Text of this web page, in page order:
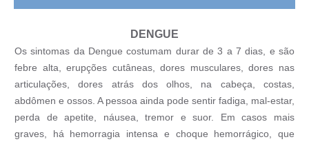
DENGUE
Os sintomas da Dengue costumam durar de 3 a 7 dias, e são
febre alta, erupções cutâneas, dores musculares, dores nas
articulações, dores atrás dos olhos, na cabeça, costas,
abdômen e ossos. A pessoa ainda pode sentir fadiga, mal-estar,
perda de apetite, náusea, tremor e suor. Em casos mais
graves, há hemorragia intensa e choque hemorrágico, que